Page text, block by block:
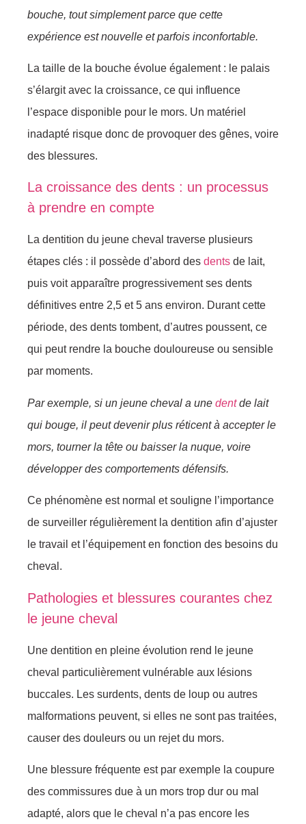
bouche, tout simplement parce que cette
expérience est nouvelle et parfois inconfortable.
La taille de la bouche évolue également : le palais
s’élargit avec la croissance, ce qui influence
l’espace disponible pour le mors. Un matériel
inadapté risque donc de provoquer des gênes, voire
des blessures.
La croissance des dents : un processus
à prendre en compte
La dentition du jeune cheval traverse plusieurs
étapes clés : il possède d’abord des dents de lait,
puis voit apparaître progressivement ses dents
définitives entre 2,5 et 5 ans environ. Durant cette
période, des dents tombent, d’autres poussent, ce
qui peut rendre la bouche douloureuse ou sensible
par moments.
Par exemple, si un jeune cheval a une dentde lait
qui bouge, il peut devenir plus réticent à accepter le
mors, tourner la tête ou baisser la nuque, voire
développer des comportements défensifs.
Ce phénomène est normal et souligne l’importance
de surveiller régulièrement la dentition afin d’ajuster
le travail et l’équipement en fonction des besoins du
cheval.
Pathologies et blessures courantes chez
le jeune cheval
Une dentition en pleine évolution rend le jeune
cheval particulièrement vulnérable aux lésions
buccales. Les surdents, dents de loup ou autres
malformations peuvent, si elles ne sont pas traitées,
causer des douleurs ou un rejet du mors.
Une blessure fréquente est par exemple la coupure
des commissures due à un mors trop dur ou mal
adapté, alors que le cheval n’a pas encore les